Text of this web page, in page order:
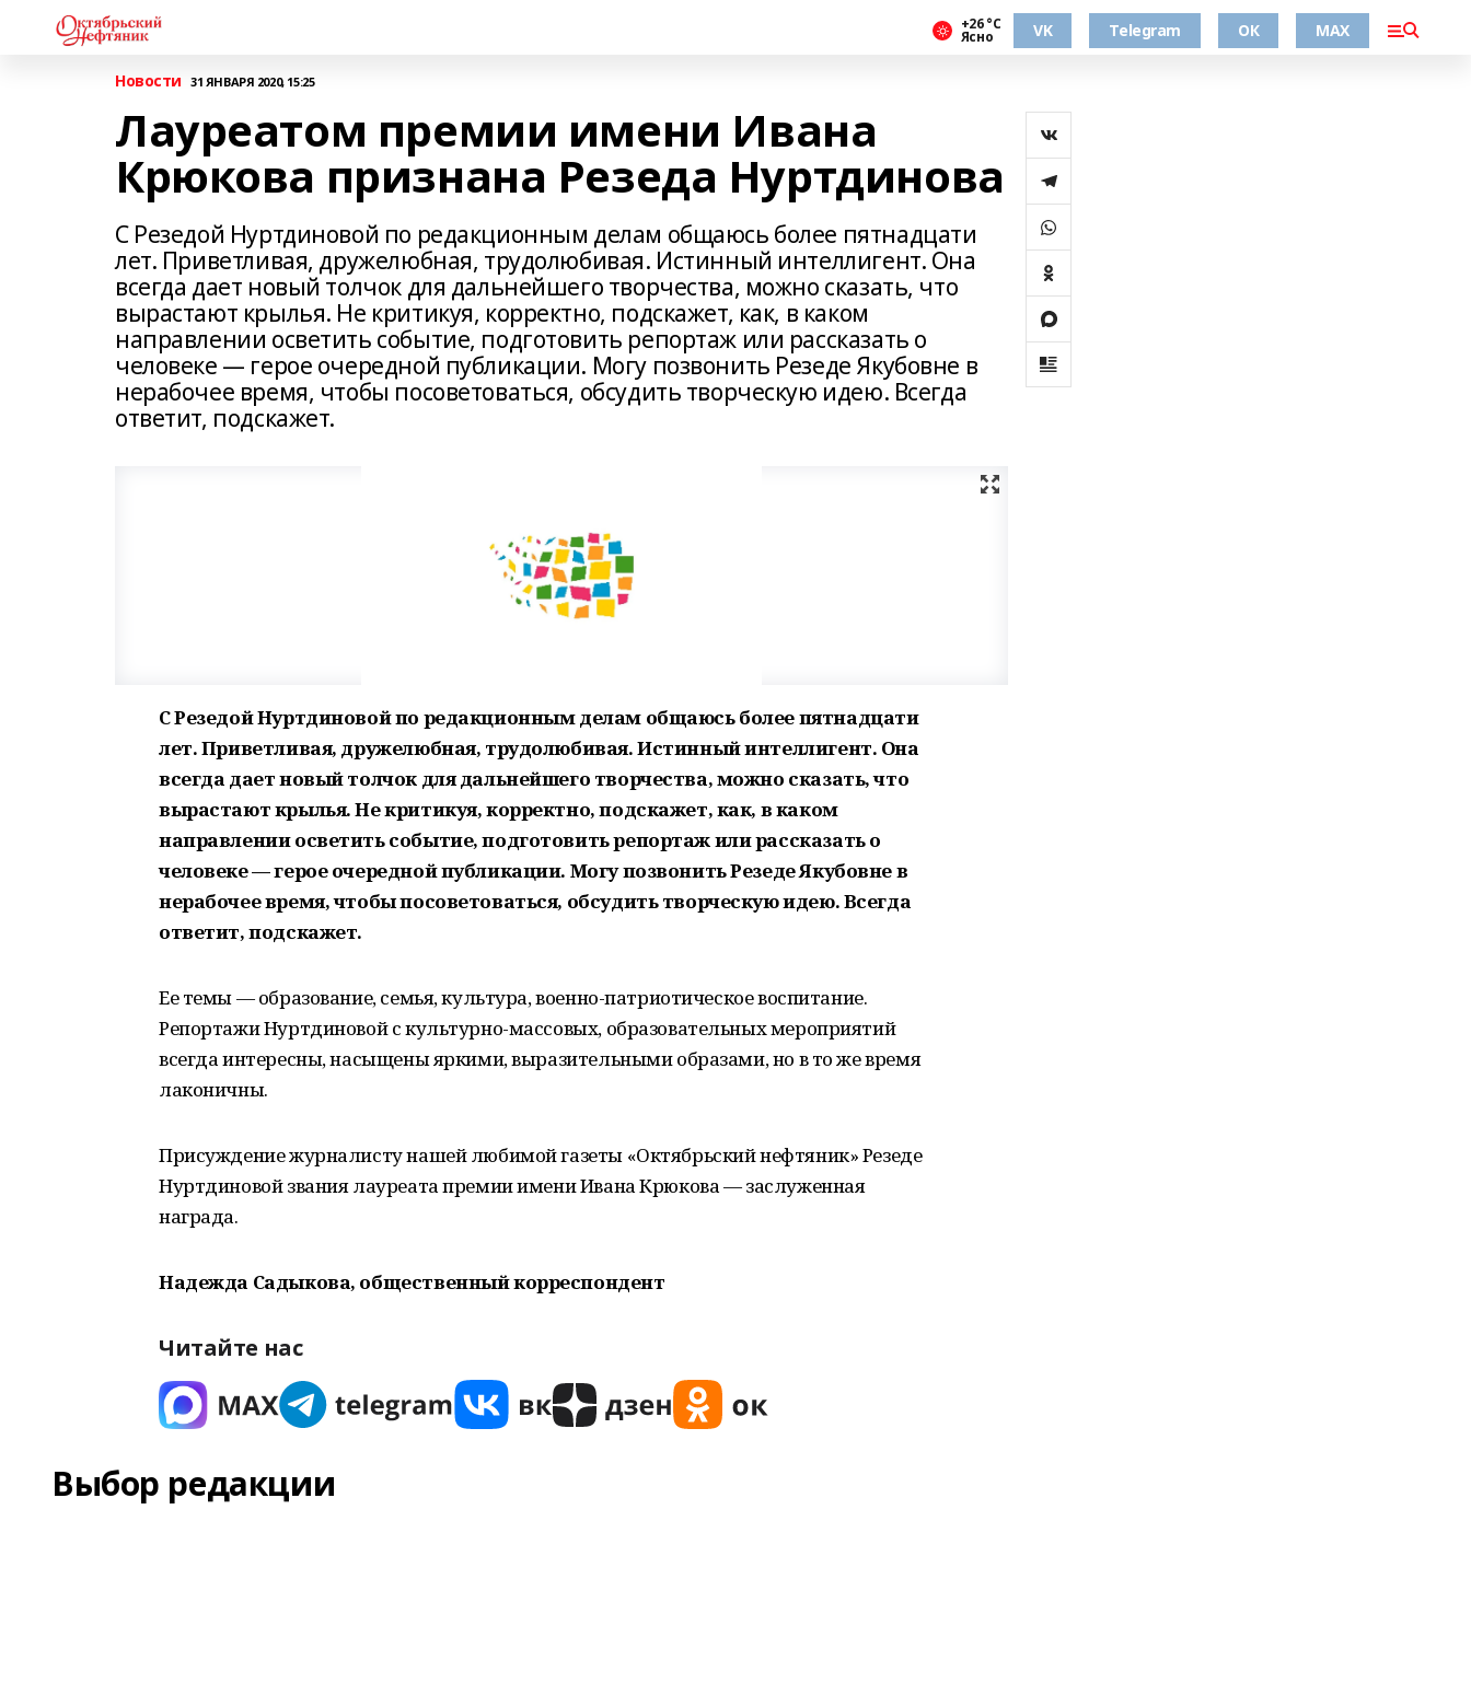
+26 °С
Ясно VK Telegram ОК MAX
Новости 31 ЯНВАРЯ 2020, 15:25
Лауреатом премии имени Ивана
Крюкова признана Резеда Нуртдинова
С Резедой Нуртдиновой по редакционным делам общаюсь более пятнадцати
лет. Приветливая, дружелюбная, трудолюбивая. Истинный интеллигент. Она
всегда дает новый толчок для дальнейшего творчества, можно сказать, что
вырастают крылья. Не критикуя, корректно, подскажет, как, в каком
направлении осветить событие, подготовить репортаж или рассказать о
человеке — герое очередной публикации. Могу позвонить Резеде Якубовне в
нерабочее время, чтобы посоветоваться, обсудить творческую идею. Всегда
ответит, подскажет.
С Резедой Нуртдиновой по редакционным делам общаюсь более пятнадцати
лет. Приветливая, дружелюбная, трудолюбивая. Истинный интеллигент. Она
всегда дает новый толчок для дальнейшего творчества, можно сказать, что
вырастают крылья. Не критикуя, корректно, подскажет, как, в каком
направлении осветить событие, подготовить репортаж или рассказать о
человеке — герое очередной публикации. Могу позвонить Резеде Якубовне в
нерабочее время, чтобы посоветоваться, обсудить творческую идею. Всегда
ответит, подскажет.
Ее темы — образование, семья, культура, военно-патриотическое воспитание.
Репортажи Нуртдиновой с культурно-массовых, образовательных мероприятий
всегда интересны, насыщены яркими, выразительными образами, но в то же время
лаконичны.
Присуждение журналисту нашей любимой газеты «Октябрьский нефтяник» Резеде
Нуртдиновой звания лауреата премии имени Ивана Крюкова — заслуженная
награда.
Надежда Садыкова, общественный корреспондент
Читайте нас
Выбор редакции